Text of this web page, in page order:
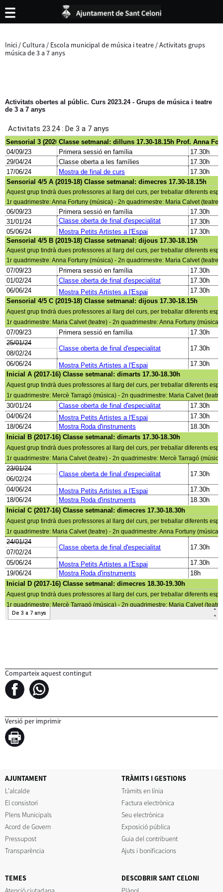
Inici /Cultura / Escola municipal de música i teatre /Activitats grups
música de 3 a 7 anys
Activitats obertes al públic. Curs 2023.24 - Grups de música i teatre
de 3 a 7 anys
Comparteix aquest contingut
Versió per imprimir
AJUNTAMENT
L'alcalde
El consistori
Plens Municipals
Acord de Govern
Pressupost
Transparència
TRÀMITS I GESTIONS
Tràmits en línia
Factura electrònica
Seu electrònica
Exposició pública
Guia del contribuent
Ajuts i bonificacions
TEMES
DESCOBRIR SANT CELONI